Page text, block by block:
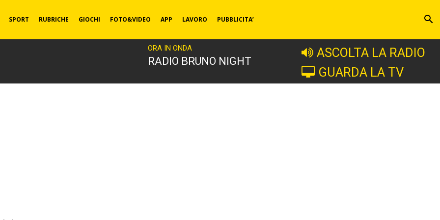
SPORT RUBRICHE GIOCHI FOTO&VIDEO APP LAVORO PUBBLICITA’
ORA IN ONDA
RADIO BRUNO NIGHT
ASCOLTA LA RADIO
GUARDA LA TV